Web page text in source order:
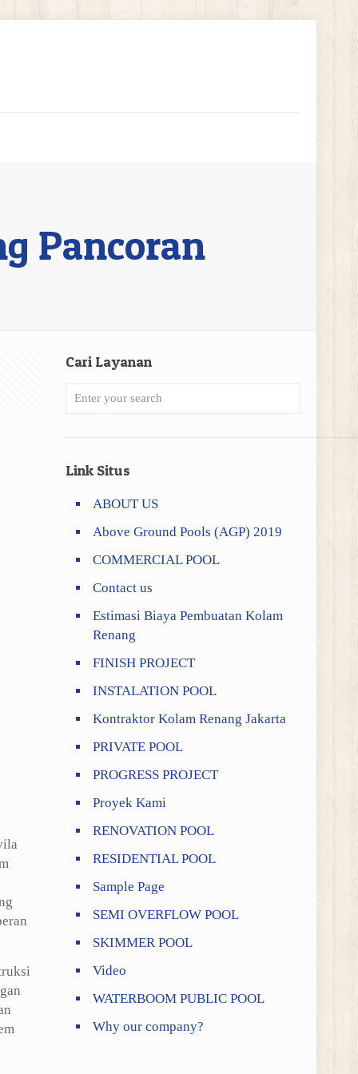
Pancoran
Cari Layanan
Link Situs
ABOUT US
Above Ground Pools (AGP) 2019
COMMERCIAL POOL
Contact us
Estimasi Biaya Pembuatan Kolam
Renang
FINISH PROJECT
INSTALATION POOL
Kontraktor Kolam Renang Jakarta
PRIVATE POOL
PROGRESS PROJECT
Proyek Kami
RENOVATION POOL
RESIDENTIAL POOL
Sample Page
SEMI OVERFLOW POOL
SKIMMER POOL
Video
WATERBOOM PUBLIC POOL
Why our company?